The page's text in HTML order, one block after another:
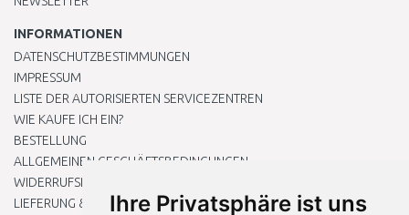
Ihre Privatsphäre ist uns
INFORMATIONEN
DATENSCHUTZBESTIMMUNGEN
IMPRESSUM
LISTE DER AUTORISIERTEN SERVICEZENTREN
WIE KAUFE ICH EIN?
BESTELLUNG
ALLGEMEINEN GESCHÄFTSBEDINGUNGEN
WIDERRUFSRECHT
LIEFERUNG & ZAHLUNG